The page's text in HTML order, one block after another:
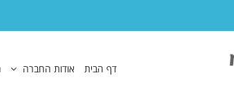
דף הבית אודות החברה